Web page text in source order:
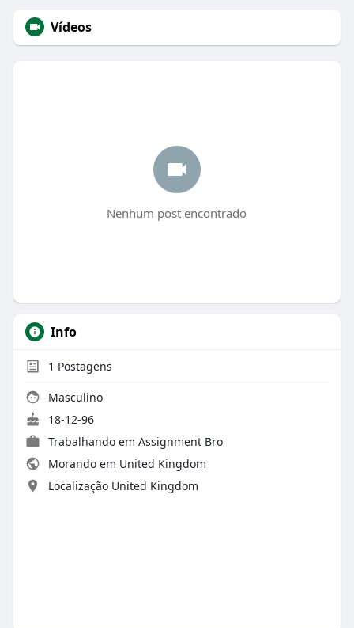
Vídeos
Nenhum post encontrado
Info
1 Postagens
Masculino
18-12-96
Trabalhando em Assignment Bro
Morando em United Kingdom
Localização United Kingdom